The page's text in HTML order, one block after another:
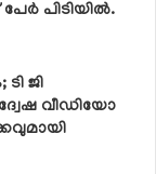
പിടിയില്‍.
ജി
വീഡിയോ